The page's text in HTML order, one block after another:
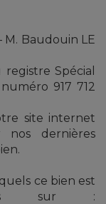
M. Baudouin LE
registre Spécial
917 712
site internet
dernières
ce bien est
sur :